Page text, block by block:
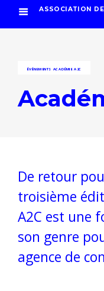
ASSOCIATION
ÉVÉNEMENTS ACADÉMIE A2C
De retour
troisième
A2C est une
son genre
agence de